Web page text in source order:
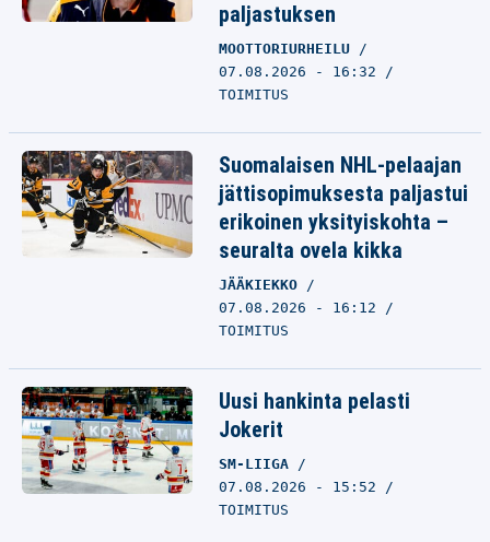
paljastuksen
MOOTTORIURHEILU
07.08.2026 - 16:32
TOIMITUS
Suomalaisen NHL-pelaajan
jättisopimuksesta paljastui
erikoinen yksityiskohta –
seuralta ovela kikka
JÄÄKIEKKO
07.08.2026 - 16:12
TOIMITUS
Uusi hankinta pelasti
Jokerit
SM-LIIGA
07.08.2026 - 15:52
TOIMITUS